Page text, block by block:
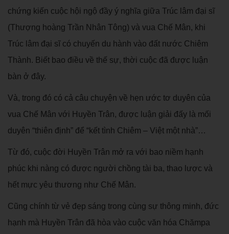
chứng kiến cuộc hội ngộ đầy ý nghĩa giữa Trúc lâm đại sĩ
(Thượng hoàng Trần Nhân Tông) và vua Chế Mân, khi
Trúc lâm đại sĩ có chuyến du hành vào đất nước Chiêm
Thành. Biết bao điều về thế sự, thời cuộc đã được luận
bàn ở đây.
Và, trong đó có cả câu chuyện về hẹn ước tơ duyên của
vua Chế Mân với Huyền Trân, được luận giải đấy là mối
duyên “thiên định” để “kết tình Chiêm – Việt một nhà”…
Từ đó, cuộc đời Huyền Trân mở ra với bao niềm hạnh
phúc khi nàng có được người chồng tài ba, thao lược và
hết mực yêu thương như Chế Mân.
Cũng chính từ vẻ đẹp sáng trong cùng sự thông minh, đức
hạnh mà Huyền Trân đã hòa vào cuộc văn hóa Chămpa